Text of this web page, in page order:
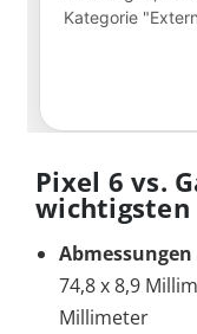
Pixel 6 vs.
wichtigsten
Abmessungen
74,8 x 8,9
Millimeter